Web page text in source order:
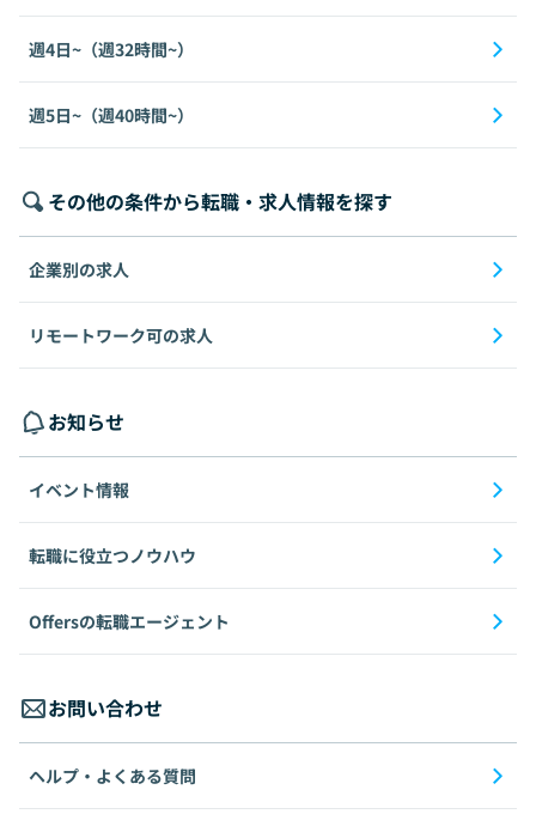
週4日~（週32時間~）
週5日~（週40時間~）
その他の条件から転職・求人情報を探す
企業別の求人
リモートワーク可の求人
お知らせ
イベント情報
転職に役立つノウハウ
Offersの転職エージェント
お問い合わせ
ヘルプ・よくある質問